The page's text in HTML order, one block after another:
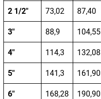
2 1/2″ 73,02 87,40
3″ 88,9 104,55
4″ 114,3 132,08
5″ 141,3 161,90
6″ 168,28 190,90